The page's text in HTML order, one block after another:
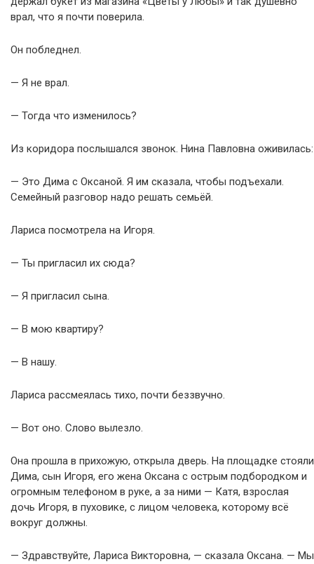
врал, что я почти поверила.
Он побледнел.
— Я не врал.
— Тогда что изменилось?
Из коридора послышался звонок. Нина Павловна оживилась:
— Это Дима с Оксаной. Я им сказала, чтобы подъехали.
Семейный разговор надо решать семьёй.
Лариса посмотрела на Игоря.
— Ты пригласил их сюда?
— Я пригласил сына.
— В мою квартиру?
— В нашу.
Лариса рассмеялась тихо, почти беззвучно.
— Вот оно. Слово вылезло.
Она прошла в прихожую, открыла дверь. На площадке стояли
Дима, сын Игоря, его жена Оксана с острым подбородком и
огромным телефоном в руке, а за ними — Катя, взрослая
дочь Игоря, в пуховике, с лицом человека, которому всё
вокруг должны.
— Здравствуйте, Лариса Викторовна, — сказала Оксана. — Мы